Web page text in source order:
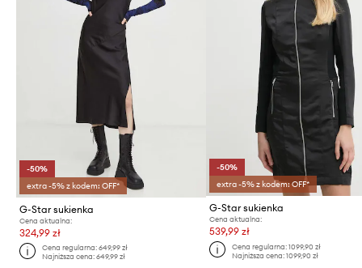
-50%
extra -5% z kodem: OFF*
G-Star sukienka
Cena aktualna:
324,99 zł
Cena regularna:649,99 zł
Najniższa cena:649,99 zł
-50%
extra -5% z kodem: OFF*
G-Star sukienka
Cena aktualna:
539,99 zł
Cena regularna: 1099,90 zł
Najniższa cena: 1099,90 zł